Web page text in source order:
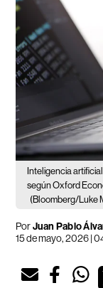
Inteligencia
según Oxford
(Bloomberg/Luke
PorJuan Pablo
15 de mayo, 2026 |